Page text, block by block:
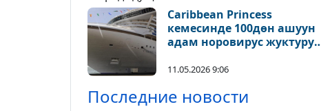
Caribbean Princess
кемесинде 100дөн ашуун
адам норовирус жуктуруп
11.05.2026 9:06
Последние новости